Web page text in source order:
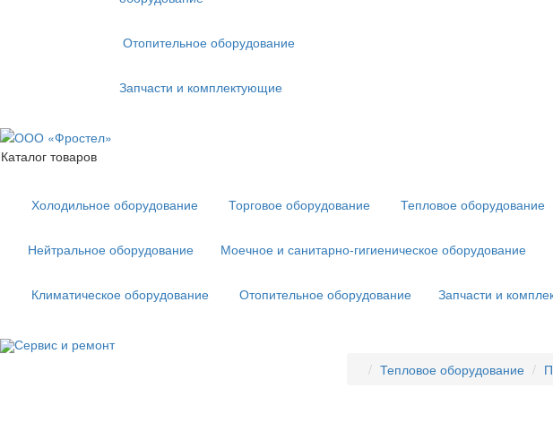
Отопительное оборудование
Запчасти и комплектующие
Каталог товаров
Холодильное оборудование Торговое оборудование Тепловое оборудование
Нейтральное оборудование Моечное и санитарно-гигиеническое оборудование
Климатическое оборудование Отопительное оборудование Запчасти и
Сервис и ремонт
Тепловое оборудование